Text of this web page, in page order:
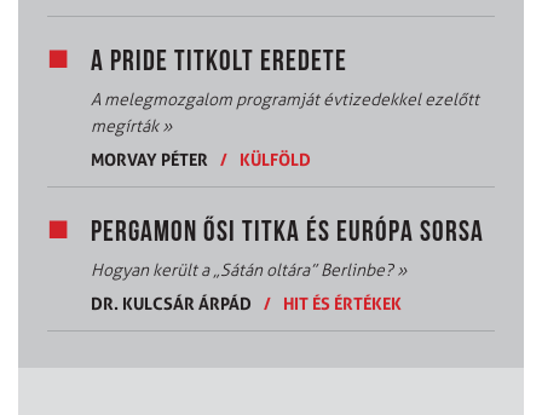
A PRIDE TITKOLT EREDETE
A melegmozgalom programját évtizedekkel ezelőtt
megírták»
MORVAY PÉTER
/ KÜLFÖLD
PERGAMON ŐSI TITKA ÉS EURÓPA SORSA
Hogyan került a „Sátán oltára” Berlinbe?»
DR. KULCSÁR ÁRPÁD
/ HIT ÉS ÉRTÉKEK